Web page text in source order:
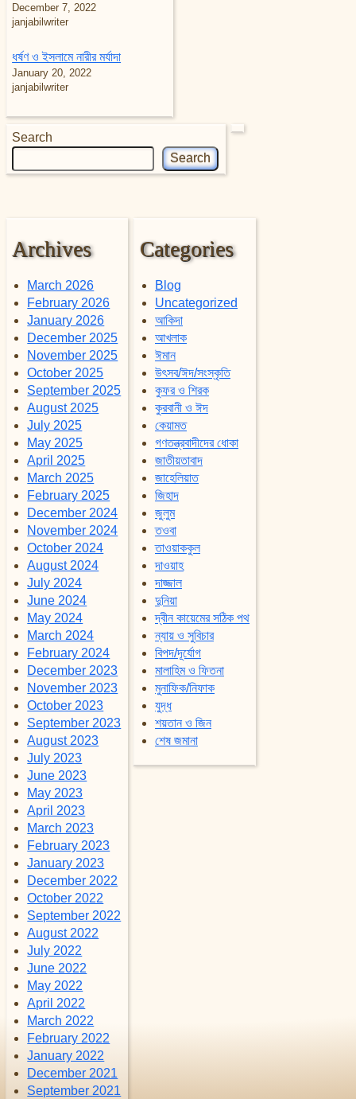
December 7, 2022
janjabilwriter
ধর্ষণ ও ইসলামে নারীর মর্যাদা
January 20, 2022
janjabilwriter
Search
Search
Archives
March 2026
February 2026
January 2026
December 2025
November 2025
October 2025
September 2025
August 2025
July 2025
May 2025
April 2025
March 2025
February 2025
December 2024
November 2024
October 2024
August 2024
July 2024
June 2024
May 2024
March 2024
February 2024
December 2023
November 2023
October 2023
September 2023
August 2023
July 2023
June 2023
May 2023
April 2023
March 2023
February 2023
January 2023
December 2022
October 2022
September 2022
August 2022
July 2022
June 2022
May 2022
April 2022
March 2022
February 2022
January 2022
December 2021
September 2021
Categories
Blog
Uncategorized
আকিদা
আখলাক
ঈমান
উৎসব/ঈদ/সংস্কৃতি
কুফর ও শিরক
কুরবানী ও ঈদ
কেয়ামত
গণতন্ত্রবাদীদের ধোকা
জাতীয়তাবাদ
জাহেলিয়াত
জিহাদ
জুলুম
তওবা
তাওয়াককুল
দাওয়াহ
দাজ্জাল
দুনিয়া
দ্বীন কায়েমের সঠিক পথ
ন্যায় ও সুবিচার
বিপদ/দূর্যোগ
মালাহিম ও ফিতনা
মুনাফিক/নিফাক
যুদ্ধ
শয়তান ও জিন
শেষ জমানা